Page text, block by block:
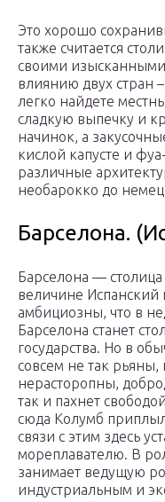
Это хорошо
также считается
своими
влиянию двух стран
легко найдете
сладкую выпечку и
начинок, а
кислой капусте и
различные
необарокко до
Барселона.
Барселона —
величине Испанский
амбициозны, что в
Барселона станет
государства. Но в
совсем не так рьяны,
нерасторопны,
так и пахнет
сюда Колумб
связи с этим здесь
мореплавателю. В
занимает ведущую
индустриальным и